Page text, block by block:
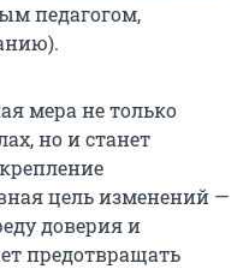
педагогом,
мера не только
но и станет
цель изменений —
доверия и
предотвращать